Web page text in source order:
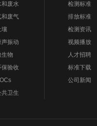
和废水
和废气
壤
声振动
生物
保验收
共卫生
检测标准
排放标准
检测资讯
视频播放
人才招聘
标准下载
公司新闻